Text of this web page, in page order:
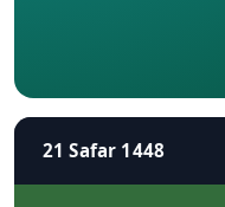
21 Safar 1448